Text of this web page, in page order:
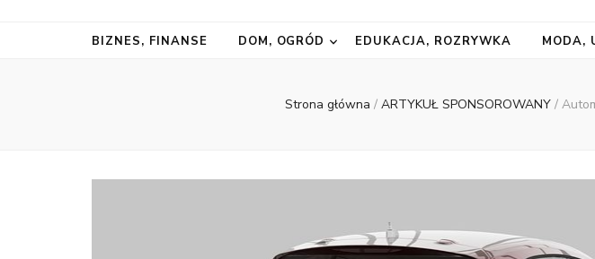
BIZNES, FINANSE DOM, OGRÓD EDUKACJA, ROZRYWKA MODA,
Strona główna / ARTYKUŁ SPONSOROWANY /